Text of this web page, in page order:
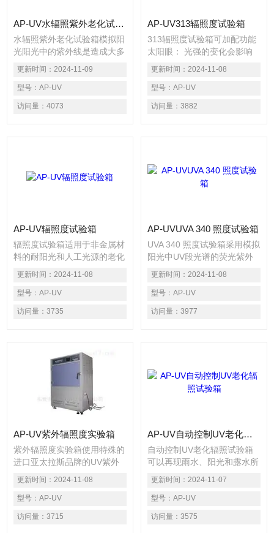
AP-UV水辐照紫外老化试验箱
水辐照紫外老化试验箱模拟阳
光阳光中的紫外线是造成大多
数材料耐久性能破坏的主要因
素。我们使用紫外灯来模拟阳
光中的短波紫外部分，它产生
很少的可见光或红外光谱能
量。，照射强度控制选配照射
更新时间： 2024-11-09
型号： AP-UV
访问量： 4073
AP-UV313辐照度试验箱
313辐照度试验箱可加配功能
太阳眼： 光强的变化会影响
材料老化的速度，光谱的不同
则可能同时对材料的老化速度
和老化类型产生影响。通过太
阳眼系统控制辐照度，才能得
到精确，可重复的测试结果。
更新时间： 2024-11-08
型号： AP-UV
访问量： 3882
AP-UV辐照度试验箱
辐照度试验箱适用于非金属材
料的耐阳光和人工光源的老化
试验。源采用8只额定功率为
40W的紫外荧光灯作发光源。
紫外线荧光灯管，分布在机器
的两侧，每侧各4只（有UVA-
340和UVB-313光源供用户选
更新时间： 2024-11-08
型号： AP-UV
访问量： 3735
AP-UVUVA 340 照度试验箱
UVA 340 照度试验箱采用模拟
阳光中UV段光谱的荧光紫外
灯，并结合控温、供湿等装置
来模拟环境气候对材料造成变
色、强度亮度下降、开裂、粉
化、剥落、氧化等损害的程
度,本设备具有提供好的阳光
好，试验结果重现率高等特
点。适用于考核各种产品或材
车、纺织等
更新时间： 2024-11-08
型号： AP-UV
访问量： 3977
AP-UV紫外辐照度实验箱
紫外辐照度实验箱使用特殊的
进口亚太拉斯品牌的UV紫外
灯管模拟阳光的光波照射，用
冷凝和水喷淋的方法模拟露水
和雨水的气候，真实地再现由
户不同气候如太阳光照、下雨
喷水、高湿冷凝的露珠等综合
更新时间： 2024-11-08
型号： AP-UV
访问量： 3715
AP-UV自动控制UV老化辐照试验箱
自动控制UV老化辐照试验箱
可以再现雨水、阳光和露水所
产生的老化破坏。试验箱通过
将橡胶或橡胶制品放在经过控
制的阳光曝晒和湿气的交互循
环中，同时提高温度的方式来
进行试验。爱佩公司采用紫外
更新时间： 2024-11-07
型号： AP-UV
访问量： 3575